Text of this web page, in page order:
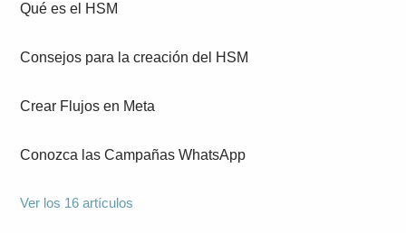
Qué es el HSM
Consejos para la creación del HSM
Crear Flujos en Meta
Conozca las Campañas WhatsApp
Ver los 16 artículos